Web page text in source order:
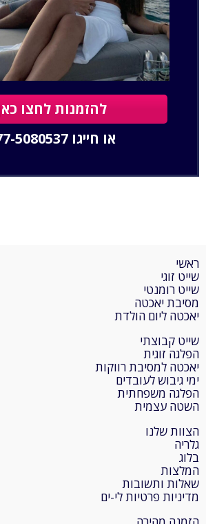
להזמנות לחצו
או חייגו 5080537
ראשי
שייט זוגי
שייט רומנטי
מסיבת יאכטה
יאכטה ליום הולדת
שייט קבוצתי
הפלגה זוגית
יאכטה למסיבת רווקות
ימי גיבוש לעובדים
הפלגה משפחתית
השטה עצמית
הצוות שלנו
גלריה
בלוג
המלצות
שאלות ותשובות
מדיניות פרטיות לי-ים